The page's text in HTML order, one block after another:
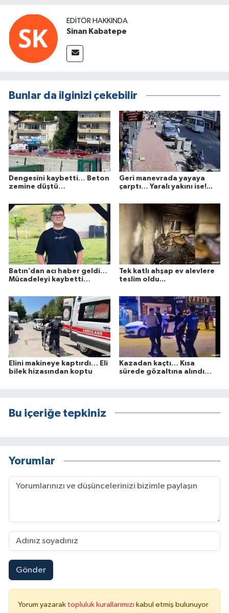
EDITÖR HAKKINDA
Sinan Kabatepe
Bunlar da ilginizi çekebilir
Dengesini kaybetti… Beton
zemine düştü…
Geri manevrada yayaya
çarptı… Yaralı yakını ise!...
Batın’dan acı haber geldi…
Mücadeleyi kaybetti…
Tek katlı ahşap ev alevlere
teslim oldu...
Elini makineye kaptırdı… Eli
bilek hizasından koptu
Kazadan kaçtı… Kısa
sürede gözaltına alındı…
Bu içeriğe tepkiniz
Yorumlar
Gönder
Yorum yazarak topluluk kurallarımızı kabul etmiş bulunuyor